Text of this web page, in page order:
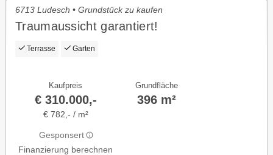
6713 Ludesch • Grundstück zu kaufen
Traumaussicht garantiert!
Terrasse Garten
Kaufpreis
€ 310.000,-
€ 782,- / m²
Gesponsert
Finanzierung berechnen
Grundfläche
396 m²